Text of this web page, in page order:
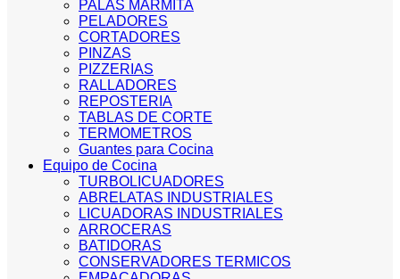
PALAS MARMITA
PELADORES
CORTADORES
PINZAS
PIZZERIAS
RALLADORES
REPOSTERIA
TABLAS DE CORTE
TERMOMETROS
Guantes para Cocina
Equipo de Cocina
TURBOLICUADORES
ABRELATAS INDUSTRIALES
LICUADORAS INDUSTRIALES
ARROCERAS
BATIDORAS
CONSERVADORES TERMICOS